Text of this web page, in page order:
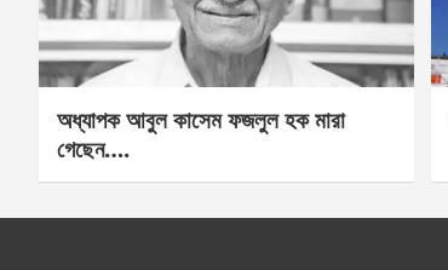
অধ্যাপক আবুল কাসেম ফজলুল হক মারা
গেছেন….